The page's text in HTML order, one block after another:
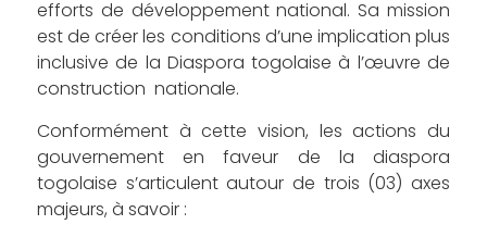
efforts de développement national. Sa mission
est de créer les conditions d’une implication plus
inclusive de la Diaspora togolaise à l’œuvre de
construction nationale.
Conformément à cette vision, les actions du
gouvernement en faveur de la diaspora
togolaise s’articulent autour de trois (03) axes
majeurs, à savoir :